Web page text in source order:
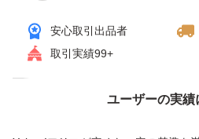
安心取引出品者
取引実績99+
ユーザーの実績
価格の相談